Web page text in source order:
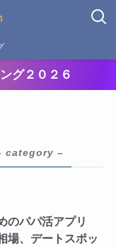
グ２０２６
category –
のパパ活アプリ
場、デートスポッ